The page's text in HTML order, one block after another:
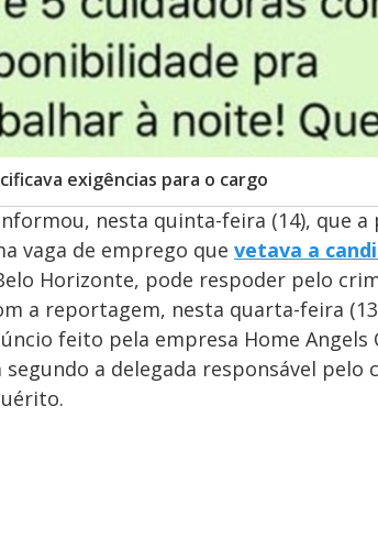
exigências para o cargo
nesta quinta-feira (14), que
vaga de emprego que vetava a
Horizonte, pode respoder pelo
a reportagem, nesta quarta-feira
feito pela empresa Home
segundo a delegada responsável